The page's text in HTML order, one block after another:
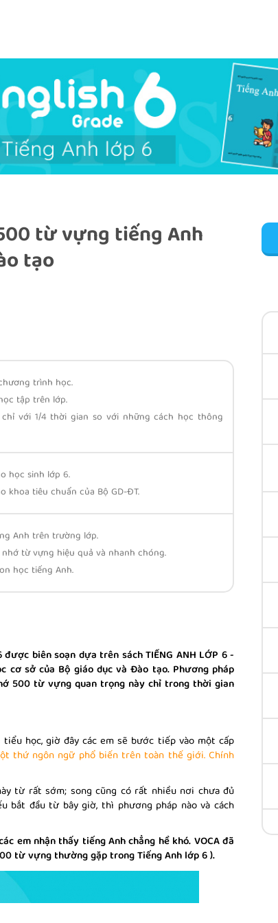
từ vựng tiếng Anh
tạo
trình học.
tập trên lớp.
với 1/4 thời gian so với những cách học thông
học sinh lớp 6.
khoa tiêu chuẩn của Bộ GD-ĐT.
Anh trên trường lớp.
từ vựng hiệu quả và nhanh chóng.
học tiếng Anh.
biên soạn dựa trên sách TIẾNG ANH LỚP 6 -
cơ sở của Bộ giáo dục và Đào tạo. Phương pháp
500 từ vựng quan trọng này chỉ trong thời gian
học, giờ đây các em sẽ bước tiếp vào một cấp
thứ ngôn ngữ phổ biến trên toàn thế giới. Chính
từ rất sớm; song cũng có rất nhiều nơi chưa đủ
bắt đầu từ bây giờ, thì phương pháp nào và cách
em nhận thấy tiếng Anh chẳng hề khó. VOCA đã
từ vựng thường gặp trong Tiếng Anh lớp 6 ).